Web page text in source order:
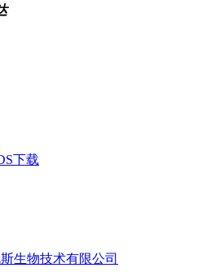
下载
生物技术有限公司